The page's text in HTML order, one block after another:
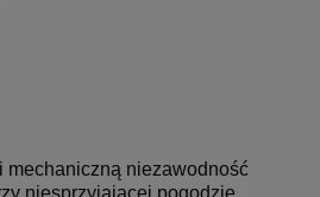
mechaniczną niezawodność